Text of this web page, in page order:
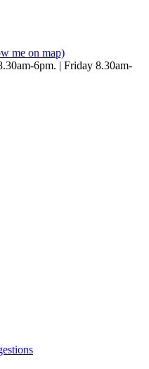
me on map)
6pm. | Friday 8.30am-